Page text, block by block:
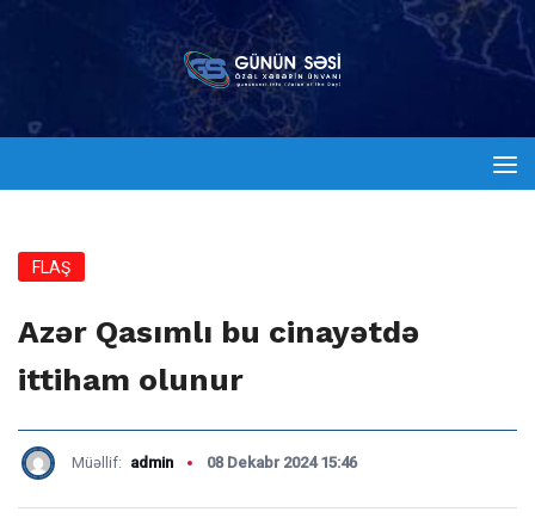
FLAŞ
Azər Qasımlı bu cinayətdə
ittiham olunur
Müəllif: admin 08 Dekabr 2024 15:46